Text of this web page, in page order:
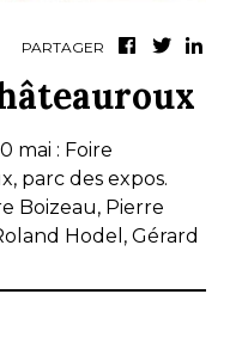
PARTAGER
mai : Foire
parc des expos.
Boizeau, Pierre
Hodel, Gérard